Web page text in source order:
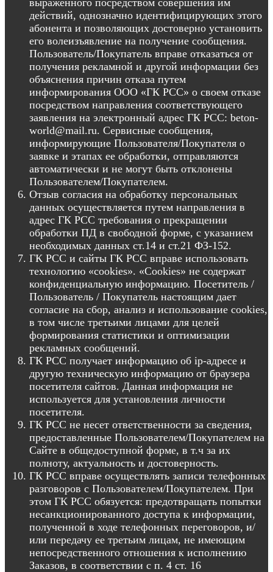
выраженного посредством совершения им
действий, однозначно идентифицирующих этого
абонента и позволяющих достоверно установить
его волеизъявление на получение сообщения.
Пользователь/Покупатель вправе отказаться от
получения рекламной и другой информации без
объяснения причин отказа путем
информирования ООО «ГК РСС» о своем отказе
посредством направления соответствующего
заявления на электронный адрес ГК РСС: beton-
world@mail.ru. Сервисные сообщения,
информирующие Пользователя/Покупателя о
заявке и этапах ее обработки, отправляются
автоматически и не могут быть отклонены
Пользователем/Покупателем.
Отзыв согласия на обработку персональных
данных осуществляется путем направления в
адрес ГК РСС требования о прекращении
обработки ПД в свободной форме, с указанием
необходимых данных ст.14 и ст.21 ФЗ-152.
ГК РСС и сайты ГК РСС вправе использовать
технологию «cookies». «Cookies» не содержат
конфиденциальную информацию. Посетитель /
Пользователь / Покупатель настоящим дает
согласие на сбор, анализ и использование cookies,
в том числе третьими лицами для целей
формирования статистики и оптимизации
рекламных сообщений.
ГК РСС получает информацию об ip-адресе и
другую техническую информацию от браузера
посетителя сайтов. Данная информация не
используется для установления личности
посетителя.
ГК РСС не несет ответственности за сведения,
предоставленные Пользователем/Покупателем на
Сайте в общедоступной форме, в т.ч за их
полноту, актуальность и достоверность.
ГК РСС вправе осуществлять записи телефонных
разговоров с Пользователем/Покупателем. При
этом ГК РСС обязуется: предотвращать попытки
несанкционированного доступа к информации,
полученной в ходе телефонных переговоров, и/
или передачу ее третьим лицам, не имеющим
непосредственного отношения к исполнению
Заказов, в соответствии с п. 4 ст. 16